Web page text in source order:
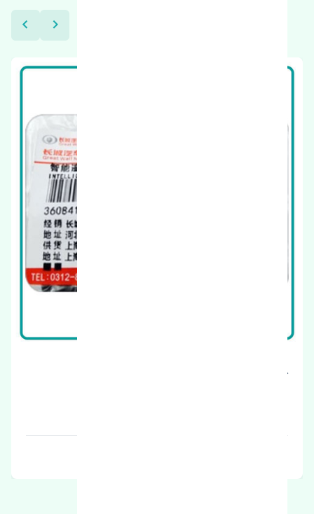
جعبه فرمان ژانگ ژینگ کاپرا اصلی